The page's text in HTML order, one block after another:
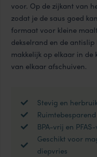
voor. Op de zijkant van
zodat je de saus goed
formaat voor kleine
dekselrand en de
makkelijk op elkaar in de
van elkaar afschuiven.
Stevig en
Ruimtebesparend
BPA-vrij en
Geschikt voor
diepvries